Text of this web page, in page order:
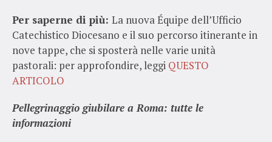
Per saperne di più: La nuova Équipe dell’Ufficio
Catechistico Diocesano e il suo percorso itinerante in
nove tappe, che si sposterà nelle varie unità
pastorali: per approfondire, leggi QUESTO
ARTICOLO
Pellegrinaggio giubilare a Roma: tutte le
informazioni